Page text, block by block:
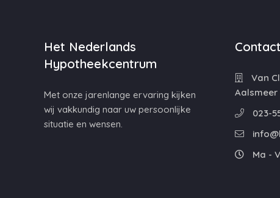
Het Nederlands
Hypotheekcentrum
Met onze jarenlange ervaring kijken
wij vakkundig naar uw persoonlijke
situatie en wensen.
Van
Aalsmeer
023-
Ma -